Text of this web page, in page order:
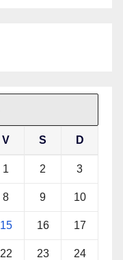
V S D
1 2 3
8 9 10
15 16 17
22 23 24